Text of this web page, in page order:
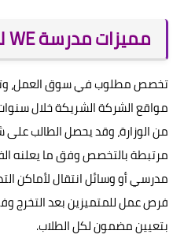
مميزات مدرسة WE للطالب وولي الأمر
تخصص مطلوب في سوق العمل،
مواقع الشركة الشريكة خلال
من الوزارة، وقد يحصل الطالب
مرتبطة بالتخصص وفق ما يعلنه
مدرسي أو وسائل انتقال لأماكن
فرص عمل للمتميزين بعد التخرج
بتعيين مضمون لكل الطلاب.